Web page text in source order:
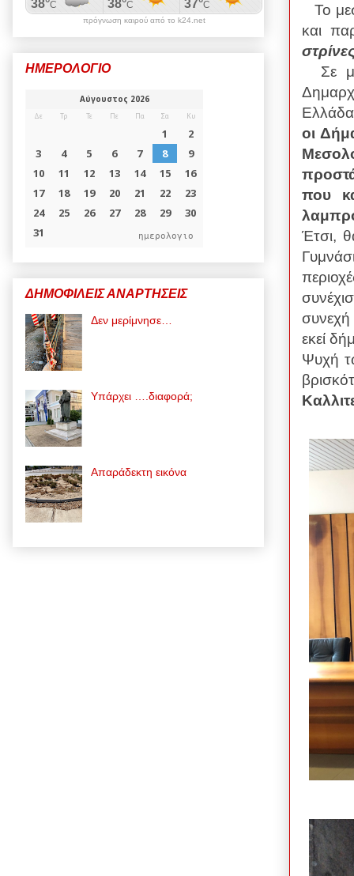
Το
και
Σε
οι
που
Έτσι,
εκεί
Ψυχή
πρόγνωση καιρού από το k24.net
ΗΜΕΡΟΛΟΓΙΟ
ημερολογιο
ΔΗΜΟΦΙΛΕΙΣ ΑΝΑΡΤΗΣΕΙΣ
Δεν μερίμνησε…
Υπάρχει ….διαφορά;
Απαράδεκτη εικόνα